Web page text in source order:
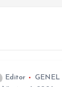
Editor GENEL